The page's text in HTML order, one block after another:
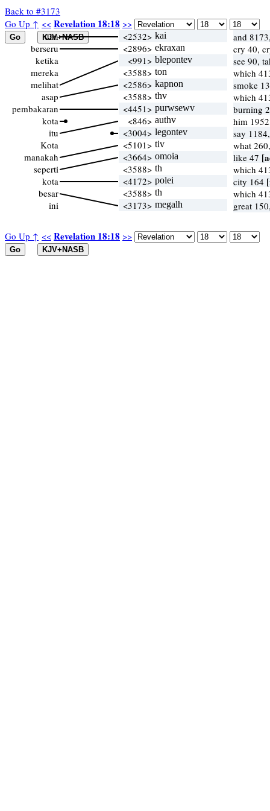
Back to #3173
Go Up ↑ << Revelation 18:18 >>
Go Up ↑ << Revelation 18:18 >>
dan
berseru
ketika
mereka
melihat
asap
pembakaran
kota
itu
Kota
manakah
seperti
kota
besar
ini
<2532> kai
and
<2896> ekraxan
cry 40,
<991> blepontev
see 90,
<3588> ton
which
<2586> kapnon
smoke
<3588> thv
which
<4451> purwsewv
burning
<846> authv
him
<3004> legontev
say
<5101> tiv
what
<3664> omoia like 47
<3588> th
which
<4172> polei city 164
<3588> th
which
<3173> megalh great